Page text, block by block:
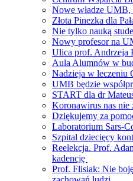
Nowe władze UMB,
Złota Pinezka dla
Nie tylko nauką
Nowy profesor na
Ulica prof. Andrzeja
Aula Alumnów w
Nadzieja w leczeniu
UMB będzie
START dla dr
Koronawirus nas nie
Dziękujemy za
Laboratorium Sars-
Szpital dziecięcy
Reelekcja. Prof.
kadencję
Prof. Flisiak: Nie